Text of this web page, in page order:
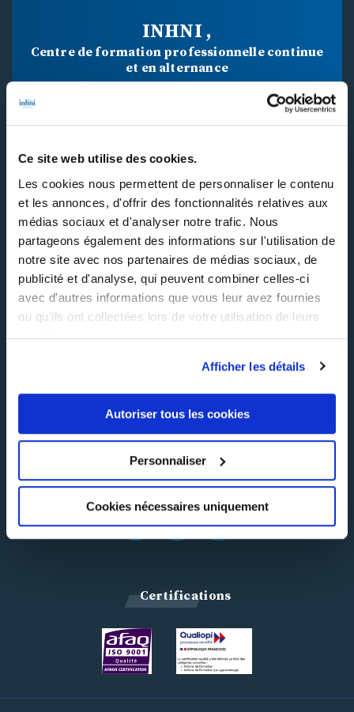
Ce site web utilise des cookies.
Les cookies nous permettent de personnaliser le contenu
et les annonces, d'offrir des fonctionnalités relatives aux
médias sociaux et d'analyser notre trafic. Nous
partageons également des informations sur l'utilisation de
notre site avec nos partenaires de médias sociaux, de
publicité et d'analyse, qui peuvent combiner celles-ci
avec d'autres informations que vous leur avez fournies
ou qu'ils ont collectées lors de votre utilisation de leurs
services.
Afficher les détails
Autoriser tous les cookies
Personnaliser
Cookies nécessaires uniquement
INHNI ,
Centre de formation professionnelle continue
et en alternance
34 BD MAXIME GORKI
94800 VILLEJUIF CEDEX
01 46 77 40 40
Nos formations
Contactez-nous
CGV
Réclamation
Suivez-nous !
Certifications